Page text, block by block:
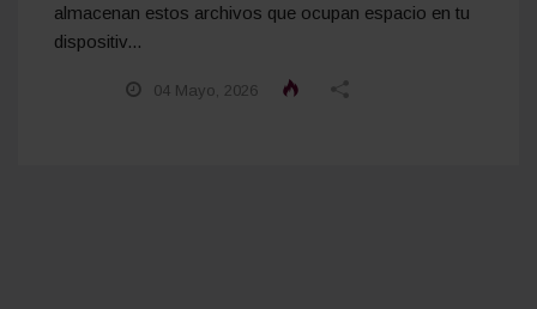
almacenan estos archivos que ocupan espacio en tu
dispositiv...
04 Mayo, 2026